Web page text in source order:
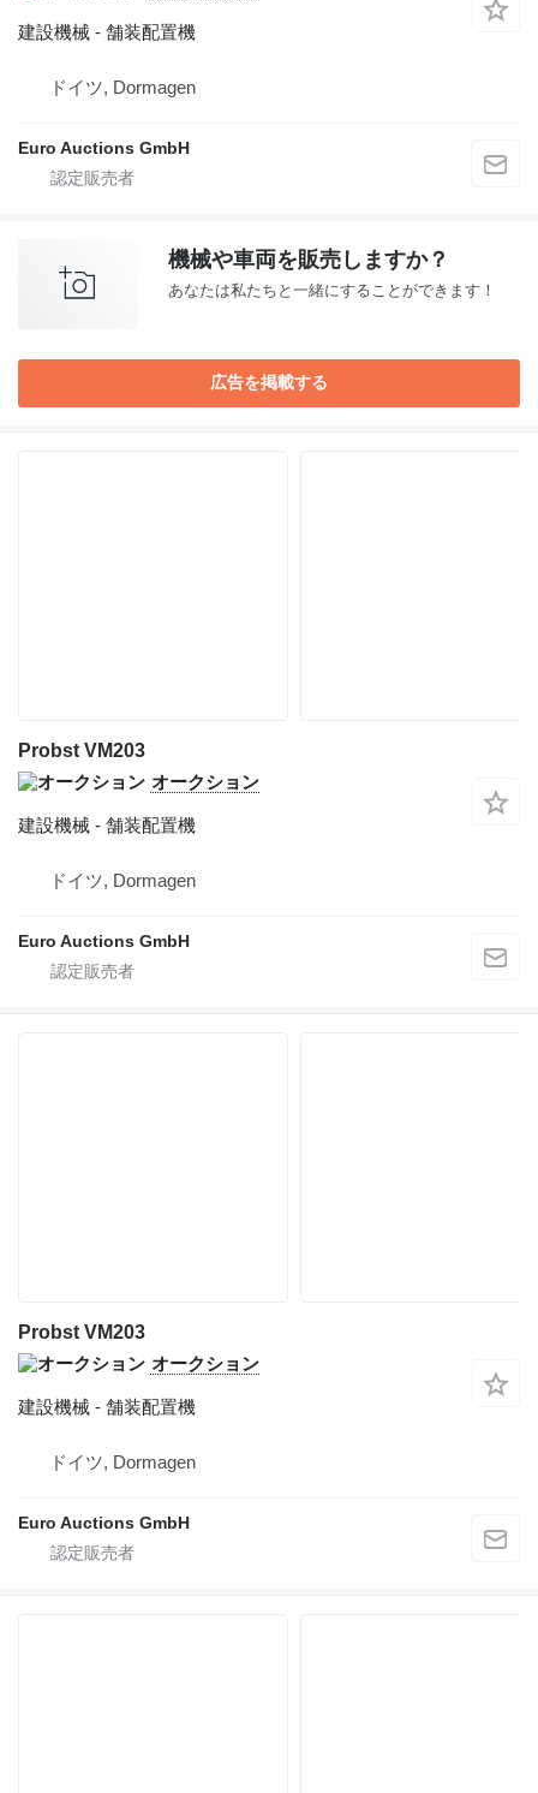
建設機械 - 舗装配置機
ドイツ, Dormagen
Euro Auctions GmbH
機械や車両を販売しますか？
あなたは私たちと一緒にすることができます！
広告を掲載する
Probst VM203
オークション
建設機械 - 舗装配置機
ドイツ, Dormagen
Euro Auctions GmbH
Probst VM203
オークション
建設機械 - 舗装配置機
ドイツ, Dormagen
Euro Auctions GmbH